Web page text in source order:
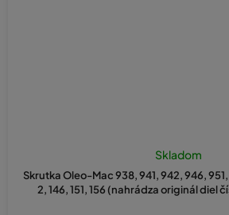
Skrutka Oleo-Mac 938, 941, 942, 946, 951,
2, 146, 151, 156 (nahrádza originál diel
Skladom